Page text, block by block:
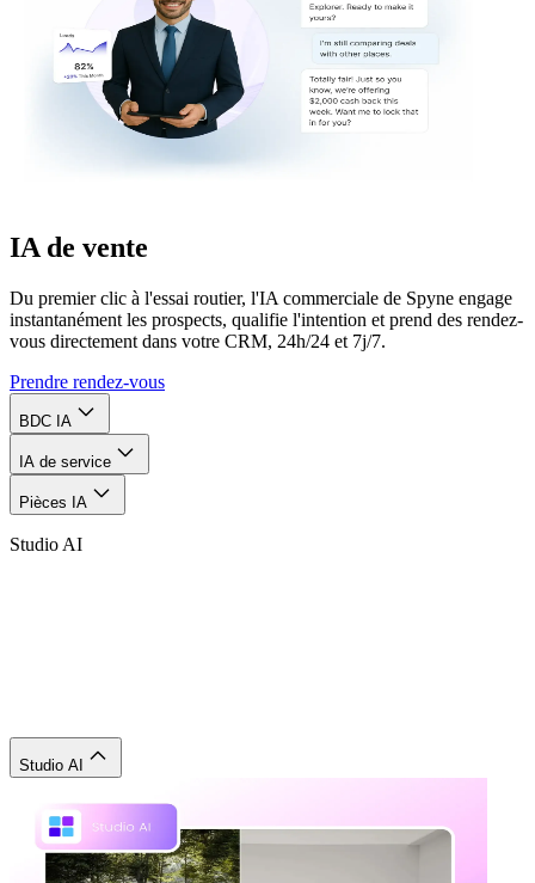
IA de vente
Du premier clic à l'essai routier, l'IA commerciale de Spyne engage
instantanément les prospects, qualifie l'intention et prend des rendez-
vous directement dans votre CRM, 24h/24 et 7j/7.
Prendre rendez-vous
BDC IA
IA de service
Pièces IA
Studio AI
Studio AI